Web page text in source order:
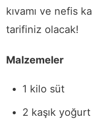
kıvamı ve nefis
tarifiniz olacak!
Malzemeler
1 kilo süt
2 kaşık yoğurt